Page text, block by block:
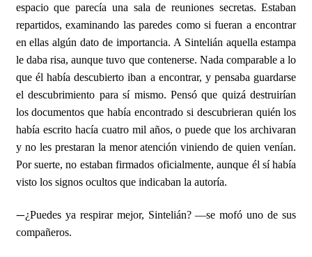
espacio que parecía una sala de reuniones secretas. Estaban
repartidos, examinando las paredes como si fueran a encontrar
en ellas algún dato de importancia. A Sintelián aquella estampa
le daba risa, aunque tuvo que contenerse. Nada comparable a lo
que él había descubierto iban a encontrar, y pensaba guardarse
el descubrimiento para sí mismo. Pensó que quizá destruirían
los documentos que había encontrado si descubrieran quién los
había escrito hacía cuatro mil años, o puede que los archivaran
y no les prestaran la menor atención viniendo de quien venían.
Por suerte, no estaban firmados oficialmente, aunque él sí había
visto los signos ocultos que indicaban la autoría.
—¿Puedes ya respirar mejor, Sintelián? —se mofó uno de sus
compañeros.